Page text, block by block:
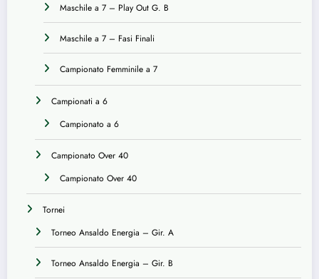
Maschile a 7 – Play Out G. B
Maschile a 7 – Fasi Finali
Campionato Femminile a 7
Campionati a 6
Campionato a 6
Campionato Over 40
Campionato Over 40
Tornei
Torneo Ansaldo Energia – Gir. A
Torneo Ansaldo Energia – Gir. B